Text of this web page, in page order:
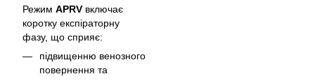
Режим APRV включає
коротку експіраторну
фазу, що сприяє:
підвищенню венозного
повернення та